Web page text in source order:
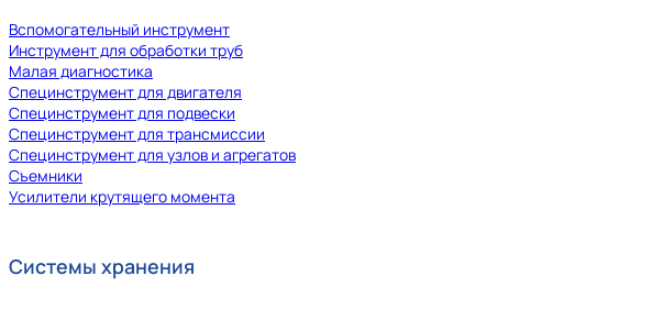
Вспомогательный инструмент
Инструмент для обработки труб
Малая диагностика
Специнструмент для двигателя
Специнструмент для подвески
Специнструмент для трансмиссии
Специнструмент для узлов и агрегатов
Съемники
Усилители крутящего момента
Системы хранения